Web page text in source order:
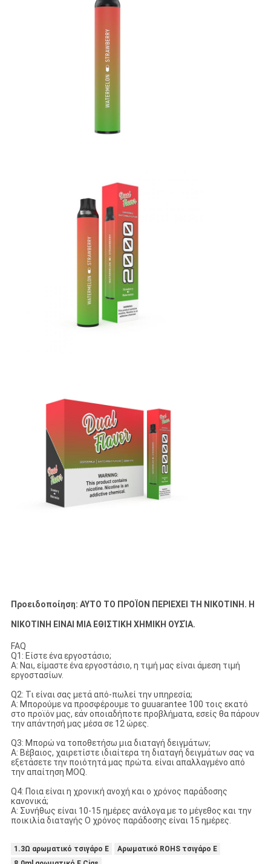
Προειδοποίηση: ΑΥΤΟ ΤΟ ΠΡΟΪΟΝ ΠΕΡΙΕΧΕΙ ΤΗ ΝΙΚΟΤΙΝΗ. Η
ΝΙΚΟΤΙΝΗ ΕΙΝΑΙ ΜΙΑ ΕΘΙΣΤΙΚΗ ΧΗΜΙΚΗ ΟΥΣΊΑ.
FAQ
Q1: Είστε ένα εργοστάσιο;
Α: Ναι, είμαστε ένα εργοστάσιο, η τιμή μας είναι άμεση τιμή
εργοστασίων.
Q2: Τι είναι σας μετά από-πωλεί την υπηρεσία;
Α: Μπορούμε να προσφέρουμε το guuarantee 100 τοις εκατό
στο προϊόν μας, εάν οποιαδήποτε προβλήματα, εσείς θα πάρουν
την απάντησή μας μέσα σε 12 ώρες.
Q3: Μπορώ να τοποθετήσω μια διαταγή δειγμάτων;
Α: Βέβαιος, χαιρετίστε ιδιαίτερα τη διαταγή δειγμάτων σας να
εξετάσετε την ποιότητά μας πρώτα. είναι απαλλαγμένο από
την απαίτηση MOQ.
Q4: Ποια είναι η χρονική ανοχή και ο χρόνος παράδοσης
κανονικά;
Α: Συνήθως είναι 10-15 ημέρες ανάλογα με το μέγεθος και την
ποικιλία διαταγής Ο χρόνος παράδοσης είναι 15 ημέρες.
1.3Ω αρωματικό τσιγάρο Ε
Αρωματικό ROHS τσιγάρο Ε